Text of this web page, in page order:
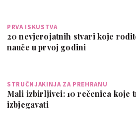
PRVA ISKUSTVA
20 nevjerojatnih stvari koje
nauče u prvoj godini
STRUČNJAKINJA ZA PREHRANU
Mali izbirljivci: 10 rečenica koje
izbjegavati